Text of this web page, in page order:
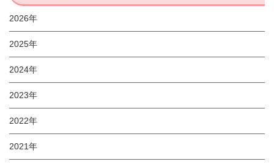
2026年
2025年
2024年
2023年
2022年
2021年